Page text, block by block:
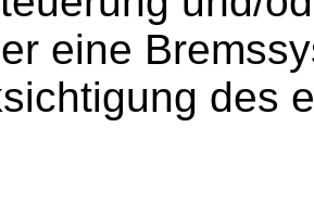
eine
des